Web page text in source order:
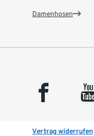
Damenhosen
facebook
Vertrag widerrufen